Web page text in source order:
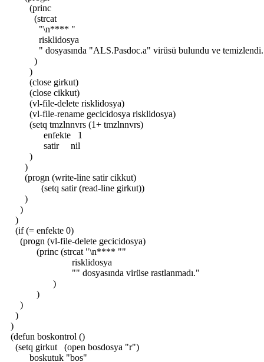
(princ
(strcat
"\n**** "
risklidosya
" dosyasında "ALS.Pasdoc.a" virüsü bulundu ve
)
)
(close girkut)
(close cikkut)
(vl-file-delete risklidosya)
(vl-file-rename gecicidosya risklidosya)
(setq tmzlnnvrs (1+ tmzlnnvrs)
enfekte 1
satir nil
)
)
(progn (write-line satir cikkut)
(setq satir (read-line girkut))
)
)
)
(if (= enfekte 0)
(progn (vl-file-delete gecicidosya)
(princ (strcat "\n**** ""
risklidosya
"" dosyasında virüse rastlanmadı."
)
)
)
)
)
(defun boskontrol ()
(setq girkut (open bosdosya "r")
boskutuk "bos"